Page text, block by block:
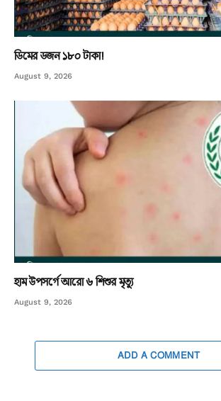
ডিমের ডজন ১৮০ টাকা!
August 9, 2026
হাম উপসর্গে আরো ৬ শিশুর মৃত্যু
August 9, 2026
ADD A COMMENT